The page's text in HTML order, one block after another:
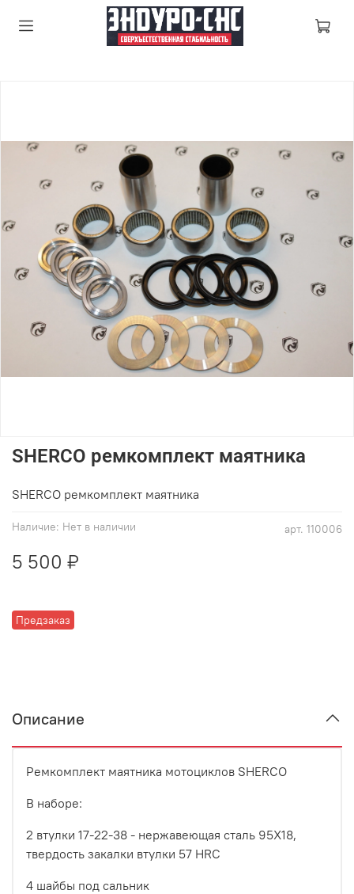
арт. 110006
Наличие: Нет в наличии
Предзаказ
SHERCO ремкомплект маятника
5 500 ₽
SHERCO ремкомплект маятника
Описание
Ремкомплект маятника мотоциклов SHERCO
В наборе:
2 втулки 17-22-38 - нержавеющая сталь 95Х18,
твердость закалки втулки 57 HRC
4 шайбы под сальник